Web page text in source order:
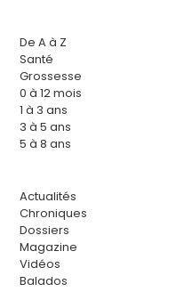
De A à Z
Santé
Grossesse
0 à 12 mois
1 à 3 ans
3 à 5 ans
5 à 8 ans
Actualités
Chroniques
Dossiers
Magazine
Vidéos
Balados